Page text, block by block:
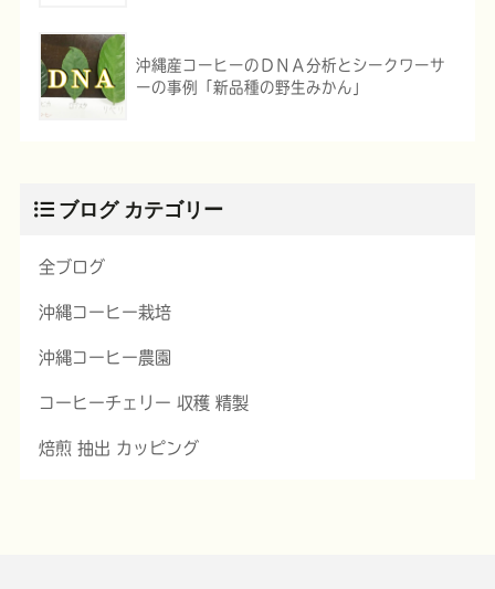
沖縄産コーヒーのＤＮＡ分析とシークワーサ
ーの事例「新品種の野生みかん」
ブログ カテゴリー
全ブログ
沖縄コーヒー栽培
沖縄コーヒー農園
コーヒーチェリー 収穫 精製
焙煎 抽出 カッピング